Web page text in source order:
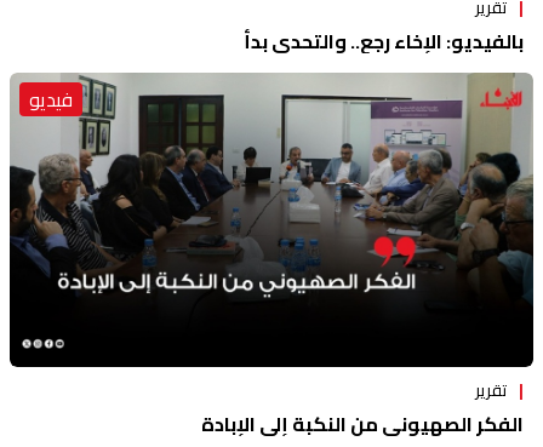
تقرير
بالفيديو: الإخاء رجع.. والتحدي بدأ
فيديو
تقرير
الفكر الصهيوني من النكبة إلى الإبادة